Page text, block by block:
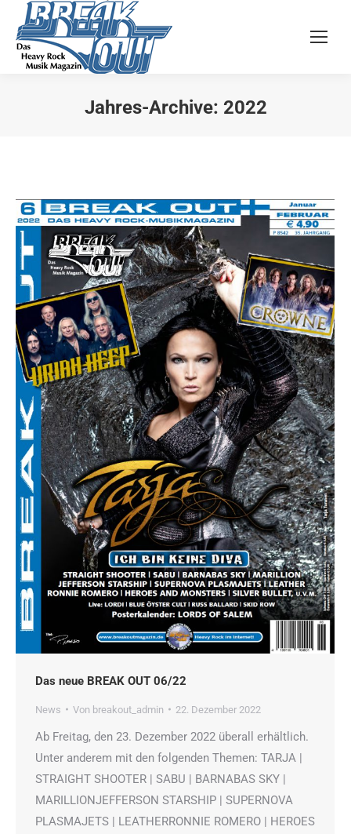
Jahres-Archive: 2022
Das neue BREAK OUT 06/22
News Von breakout_admin 22. Dezember 2022
Ab Freitag, den 23. Dezember 2022 überall erhältlich.
Unter anderem mit den folgenden Themen: TARJA |
STRAIGHT SHOOTER | SABU | BARNABAS SKY |
MARILLIONJEFFERSON STARSHIP | SUPERNOVA
PLASMAJETS | LEATHERRONNIE ROMERO | HEROES